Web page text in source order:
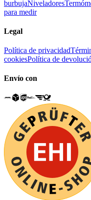
burbujaNiveladores
para medir
Legal
Política de privacidad
cookiesPolítica de
Envío con